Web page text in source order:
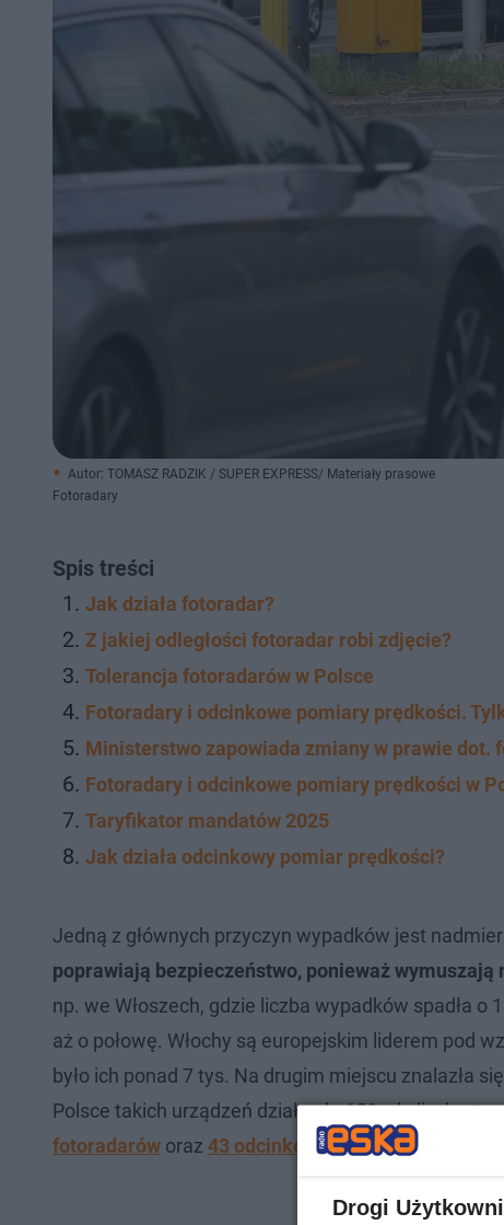
Autor: TOMASZ RADZIK / SUPER EXPRESS/ Materiały prasowe
Fotoradary
Spis treści
Jak działa fotoradar?
Z jakiej odległości fotoradar robi zdjęcie?
Tolerancja fotoradarów w Polsce
Fotoradary i odcinkowe pomiary prędkości.
Ministerstwo zapowiada zmiany w prawie dot.
Fotoradary i odcinkowe pomiary prędkości w
Taryfikator mandatów 2025
Jak działa odcinkowy pomiar prędkości?
Jedną z głównych przyczyn wypadków jest
poprawiają bezpieczeństwo, ponieważ
np. we Włoszech, gdzie liczba wypadków spadła
aż o połowę. Włochy są europejskim liderem pod
było ich ponad 7 tys. Na drugim miejscu znalazła
Polsce takich urządzeń działa ok. 650, ale liczba
fotoradarów oraz 43 odcinkowe pomiary prędkości
Drogi